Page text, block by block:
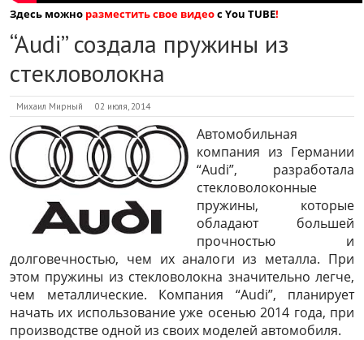
Здесь можно разместить свое видеос You TUBE!
“Audi” создала пружины из
стекловолокна
Михаил Мирный 02 июля, 2014
Автомобильная
компания из Германии
“Audi”, разработала
стекловолоконные
пружины, которые
обладают большей
прочностью и
долговечностью, чем их аналоги из металла. При
этом пружины из стекловолокна значительно легче,
чем металлические. Компания “Audi”, планирует
начать их использование уже осенью 2014 года, при
производстве одной из своих моделей автомобиля.